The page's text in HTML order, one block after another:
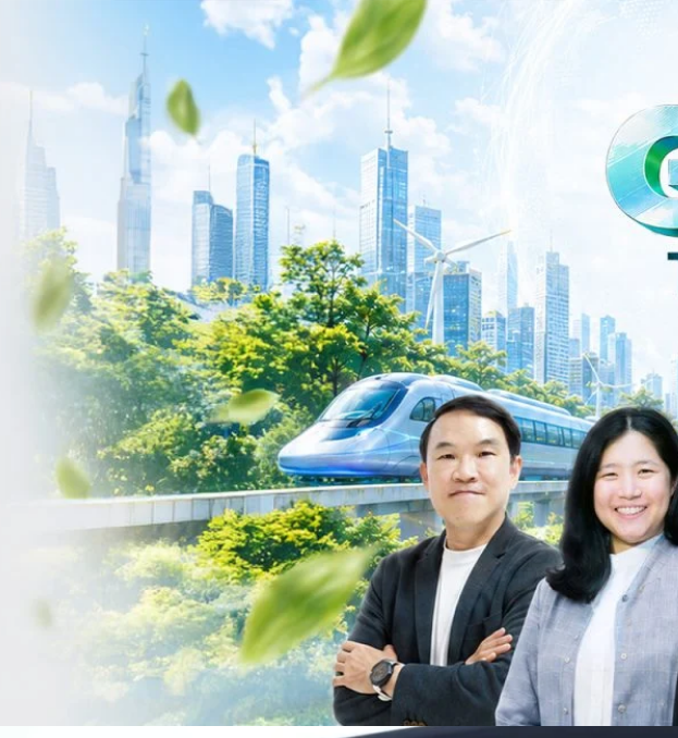
ครบรอบ 6 ปี สำนักข่าว TODAY เปิดเวทีใหญ่ SUSTAIN CITY: THE GREEN
TRANSITION ถกแนวทางปรับตัวสู่เศรษฐกิจสีเขียวอย่างยั่งยืน
เนื่องในโอกาสครบรอบ 6 ปี สำนักข่าว TODAY จัดงาน SUSTAIN CITY: THE GREEN TRANSITION เวทีแลก
เปลี่ยนมุมมองเกี่ยวกับการเปลี่ยนผ่านสู่เศรษฐกิจและสังคมสีเขียว พร้อมนำเสนอแนวทางที่สามารถนำไป
ประยุกต์ใช้ได้จริง จากผู้แทนภาครัฐ ภาคธุรกิจ และผู้เชี่ยวชาญในหลากหลายสาขา ผ่านประเด็นสำคัญว่า
ประเทศไทยควรปรับตัวอย่างไร ? เพื่อเดินหน้าสู่ความยั่งยืนและบรรลุเป้าหมาย Net Zero อย่างเป็นรูปธรรม
ทั้งในมิติของภาครัฐ ภาคธุรกิจ การเงิน และพลังงาน Green Transitioning: Shifting Systemพลิกโครงสร้าง
เศรษฐกิจ ปรับห่วงโซ่คุณค่า และเชื่อมโยงนโยบายกับเทคโนโลยี เพื่อขับเคลื่อนประเทศไทยสู่เศรษฐกิจสีเขียว
โดย ศาสตราจารย์ ดร. ยศชนัน วงศ์สวัสดิ์รองนายกรัฐมนตรีและรัฐมนตรีว่าการกระทรวงการอุดมศึกษา
วิทยาศาสตร์ วิจัยและนวัตกรรม Green Transitioning: Decarbonize Unlockร่วมสำรวจแนวทางที่ภาคธุรกิจ
สามารถนำ Green Tech มาใช้เพื่อลดการปล่อยคาร์บอน และเดินหน้าสู่เป้าหมาย Net Zero พบกับ คุณปัณ
วรรธน์ นิลกิจศรานนท์ รองประธานกรรมการบริหาร ฝ่ายวิศวกรรมโครงสร้างบริษัท…
รัตนาภรณ์ ศรีนวลจันทร์ | 1 days ago
Read More
Game
Articles
Game News
Reviews
Life
Environment
Health
People
Trends
Wellness
SOCIAL MEDIA
Instagram
Facebook